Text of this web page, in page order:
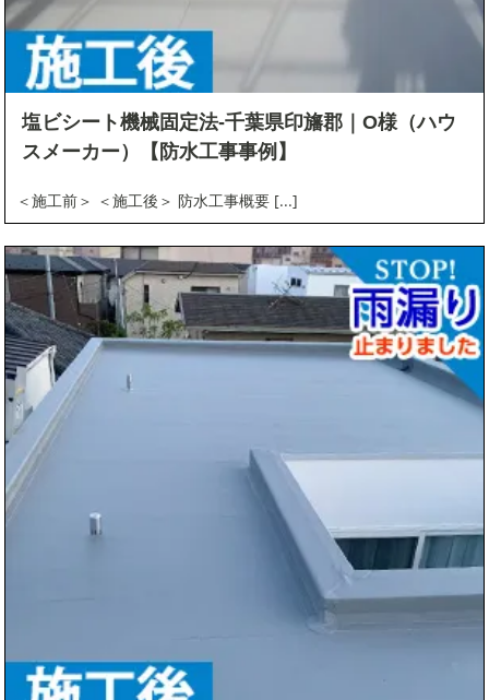
塩ビシート機械固定法-千葉県印旛郡｜O様（ハウ
スメーカー）【防水工事事例】
＜施工前＞ ＜施工後＞ 防水工事概要 [...]